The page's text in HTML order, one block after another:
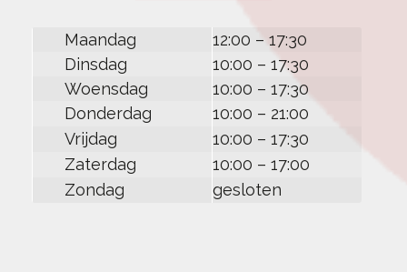
Maandag
12:00 – 17:30
Dinsdag
10:00 – 17:30
Woensdag
10:00 – 17:30
Donderdag
10:00 – 21:00
Vrijdag
10:00 – 17:30
Zaterdag
10:00 – 17:00
Zondag
gesloten